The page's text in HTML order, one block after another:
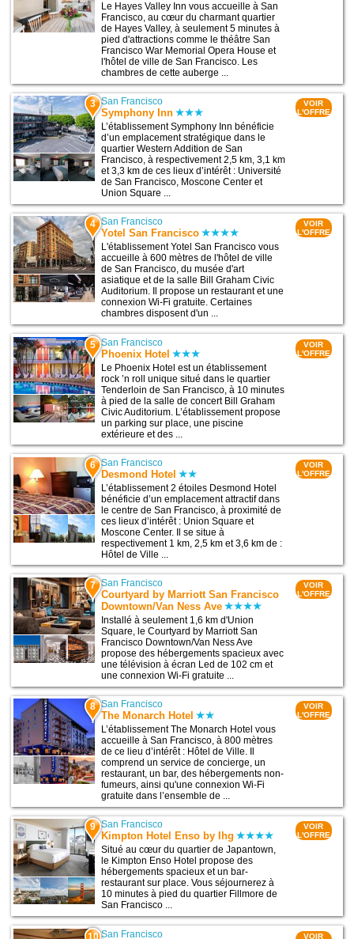
Le Hayes Valley Inn vous accueille à San
Francisco, au cœur du charmant quartier
de Hayes Valley, à seulement 5 minutes à
pied d'attractions comme le théâtre San
Francisco War Memorial Opera House et
l'hôtel de ville de San Francisco. Les
chambres de cette auberge ...
3 San Francisco
Symphony Inn
L’établissement Symphony Inn bénéficie
d’un emplacement stratégique dans le
quartier Western Addition de San
Francisco, à respectivement 2,5 km, 3,1 km
et 3,3 km de ces lieux d’intérêt : Université
de San Francisco, Moscone Center et
Union Square ...
VOIR
L'OFFRE
4 San Francisco
Yotel San Francisco
L'établissement Yotel San Francisco vous
accueille à 600 mètres de l'hôtel de ville
de San Francisco, du musée d'art
asiatique et de la salle Bill Graham Civic
Auditorium. Il propose un restaurant et une
connexion Wi-Fi gratuite. Certaines
chambres disposent d'un ...
VOIR
L'OFFRE
5 San Francisco
Phoenix Hotel
Le Phoenix Hotel est un établissement
rock ’n roll unique situé dans le quartier
Tenderloin de San Francisco, à 10 minutes
à pied de la salle de concert Bill Graham
Civic Auditorium. L’établissement propose
un parking sur place, une piscine
extérieure et des ...
VOIR
L'OFFRE
6 San Francisco
Desmond Hotel
L’établissement 2 étoiles Desmond Hotel
bénéficie d’un emplacement attractif dans
le centre de San Francisco, à proximité de
ces lieux d’intérêt : Union Square et
Moscone Center. Il se situe à
respectivement 1 km, 2,5 km et 3,6 km de :
Hôtel de Ville ...
VOIR
L'OFFRE
7 San Francisco
Courtyard by Marriott San Francisco
Downtown/Van Ness Ave
Installé à seulement 1,6 km d'Union
Square, le Courtyard by Marriott San
Francisco Downtown/Van Ness Ave
propose des hébergements spacieux avec
une télévision à écran Led de 102 cm et
une connexion Wi-Fi gratuite ...
VOIR
L'OFFRE
8 San Francisco
The Monarch Hotel
L’établissement The Monarch Hotel vous
accueille à San Francisco, à 800 mètres
de ce lieu d’intérêt : Hôtel de Ville. Il
comprend un service de concierge, un
restaurant, un bar, des hébergements non-
fumeurs, ainsi qu'une connexion Wi-Fi
gratuite dans l’ensemble de ...
VOIR
L'OFFRE
9 San Francisco
Kimpton Hotel Enso by Ihg
Situé au cœur du quartier de Japantown,
le Kimpton Enso Hotel propose des
hébergements spacieux et un bar-
restaurant sur place. Vous séjournerez à
10 minutes à pied du quartier Fillmore de
San Francisco ...
VOIR
L'OFFRE
10 San Francisco VOIR